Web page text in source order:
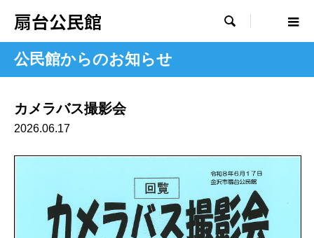
扇台公民館 
公民館からのお知らせ
カメラバス撮影会
2026.06.17